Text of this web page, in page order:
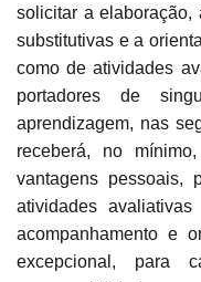
solicitar a elaboração,
substitutivas e a
como de atividades
portadores de
aprendizagem, nas
receberá, no
vantagens pessoais,
atividades
acompanhamento e
excepcional, para